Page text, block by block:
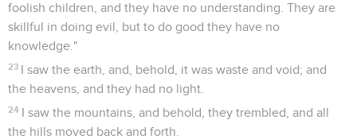
foolish children, and they have no understanding. They are
skillful in doing evil, but to do good they have no
knowledge."
23 I saw the earth, and, behold, it was waste and void; and
the heavens, and they had no light.
24 I saw the mountains, and behold, they trembled, and all
the hills moved back and forth.